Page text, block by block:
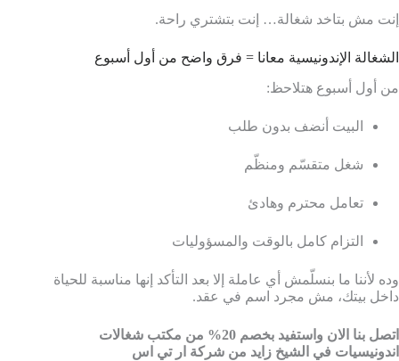
إنت مش بتاخد شغالة… إنت بتشتري راحة.
الشغالة الإندونيسية معانا = فرق واضح من أول أسبوع
من أول أسبوع هتلاحظ:
البيت أنضف بدون طلب
شغل متقسّم ومنظّم
تعامل محترم وهادئ
التزام كامل بالوقت والمسؤوليات
وده لأننا ما بنسلّمش أي عاملة إلا بعد التأكد إنها مناسبة للحياة
داخل بيتك، مش مجرد اسم في عقد.
اتصل بنا الان واستفيد بخصم 20% من مكتب شغالات
اندونيسيات في الشيخ زايد من شركة ار تي اس